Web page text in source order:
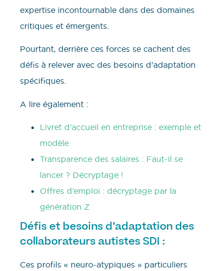
expertise incontournable dans des domaines
critiques et émergents.
Pourtant, derrière ces forces se cachent des
défis à relever avec des besoins d’adaptation
spécifiques.
A lire également :
Livret d’accueil en entreprise : exemple et
modèle
Transparence des salaires : Faut-il se
lancer ? Décryptage !
Offres d’emploi : décryptage par la
génération Z
Défis et besoins d’adaptation des
collaborateurs autistes SDI :
Ces profils « neuro-atypiques » particuliers